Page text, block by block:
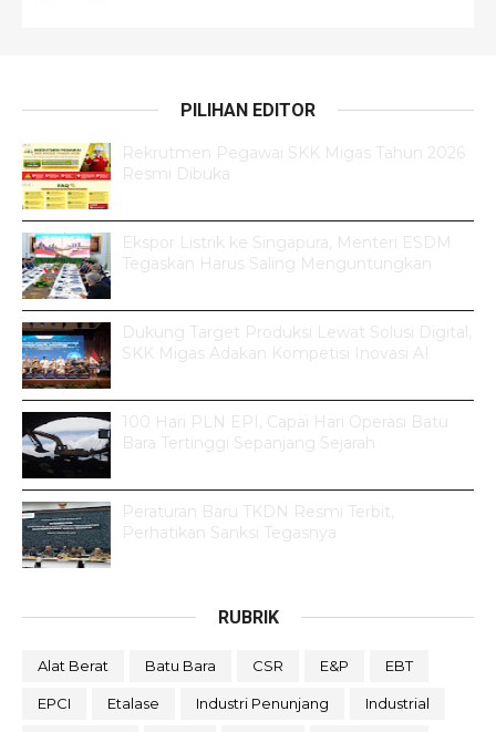
PILIHAN EDITOR
Rekrutmen Pegawai SKK Migas Tahun 2026
Resmi Dibuka
Ekspor Listrik ke Singapura, Menteri ESDM
Tegaskan Harus Saling Menguntungkan
Dukung Target Produksi Lewat Solusi Digital,
SKK Migas Adakan Kompetisi Inovasi AI
100 Hari PLN EPI, Capai Hari Operasi Batu
Bara Tertinggi Sepanjang Sejarah
Peraturan Baru TKDN Resmi Terbit,
Perhatikan Sanksi Tegasnya
RUBRIK
Alat Berat Batu Bara CSR E&P EBT
EPCI Etalase Industri Penunjang Industrial